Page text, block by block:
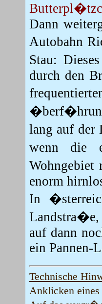
Dann
Autobahn
Stau:
durch den
lang auf der
wenn die
enorm
In
Landstra�e,
auf dann
ein Pannen-
Technische
Anklicken